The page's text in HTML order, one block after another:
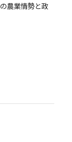
農業情勢と政